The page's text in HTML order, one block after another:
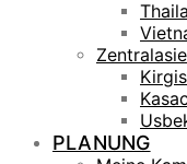
PLANUNG